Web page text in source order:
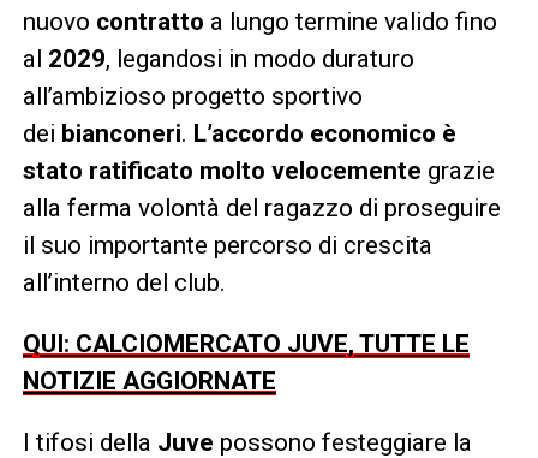
nuovo contratto a lungo termine valido fino
al 2029, legandosi in modo duraturo
all’ambizioso progetto sportivo
dei bianconeri. L’accordo economico è
stato ratificato molto velocemente grazie
alla ferma volontà del ragazzo di proseguire
il suo importante percorso di crescita
all’interno del club.
QUI: CALCIOMERCATO JUVE, TUTTE LE
NOTIZIE AGGIORNATE
I tifosi della Juve possono festeggiare la